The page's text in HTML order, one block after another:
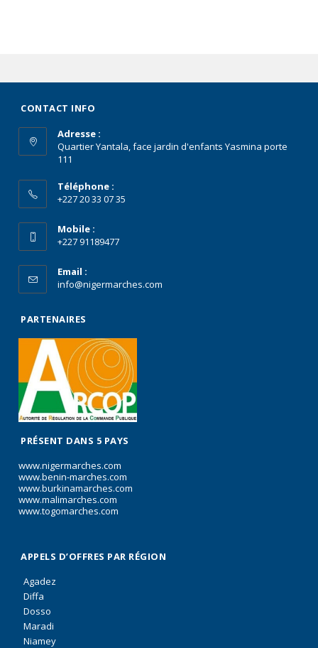
CONTACT INFO
Adresse :
Quartier Yantala, face jardin d'enfants Yasmina porte
111
Téléphone :
+227 20 33 07 35
Mobile :
+227 91189477
Email :
info@nigermarches.com
PARTENAIRES
PRÉSENT DANS 5 PAYS
www.nigermarches.com
www.benin-marches.com
www.burkinamarches.com
www.malimarches.com
www.togomarches.com
APPELS D’OFFRES PAR RÉGION
Agadez
Diffa
Dosso
Maradi
Niamey